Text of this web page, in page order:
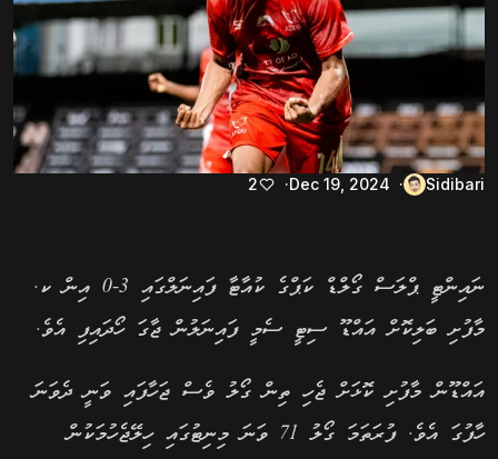
Sidibari
Dec 19, 2024
2
ނައިންޓީ ޕްލަސް ގޯލްޑް ކަޕްގެ ކުއާޓާ ފައިނަލްގައި 3-0 އިން ކ.
މާފުށި ބަލިކޮށް އައްޑޫ ސިޓީ ސެމީ ފައިނަލުން ޖާގަ ހޯދައިފި އެވެ.
އައްޑޫން މާފުށި ކޮޅަށް ޖެހި ތިން ގޯލު ވެސް ޖަހާފައި ވަނީ ދެވަނަ
ހާފުގަ އެވެ. ފުރަތަމަ ގޯލު 71 ވަނަ މިނިޓުގައި ހިލޭޖެހުމަކުން